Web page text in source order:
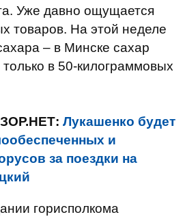
Уже давно ощущается
товаров. На этой неделе
– в Минске сахар
в 50-килограммовых
Лукашенко будет
и
за поездки на
горисполкома